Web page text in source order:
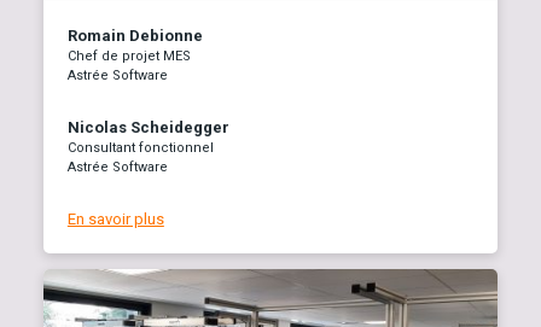
Romain Debionne
Chef de projet MES
Astrée Software
Nicolas Scheidegger
Consultant fonctionnel
Astrée Software
En savoir plus